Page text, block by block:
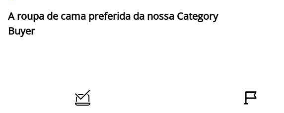
A roupa de cama preferida da nossa Category
Buyer
 